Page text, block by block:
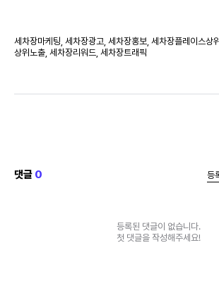
세차장마케팅, 세차장광고, 세차장홍보, 세차장플레이스상
상위노출, 세차장리워드, 세차장트래픽
댓글 0 등
등록된 댓글이 없습니다.
첫 댓글을 작성해주세요!